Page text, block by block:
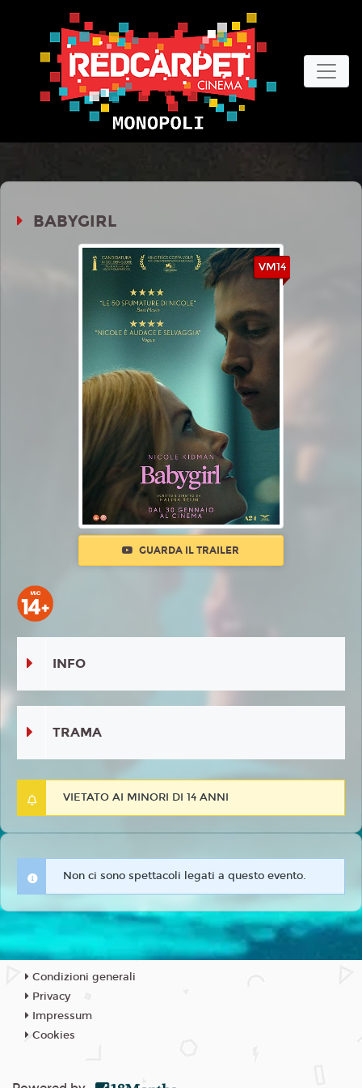
BABYGIRL
VM14
GUARDA IL TRAILER
INFO
TRAMA
VIETATO AI MINORI DI 14 ANNI
Non ci sono spettacoli legati a questo evento.
Condizioni generali
Privacy
Impressum
Cookies